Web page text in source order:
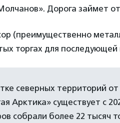
Дорога займет
(преимущественно
торгах для
северных территорий
Арктика» существует с
собрали более 22 тысяч